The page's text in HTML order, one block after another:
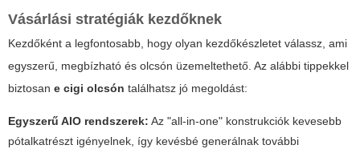
Vásárlási stratégiák kezdőknek
Kezdőként a legfontosabb, hogy olyan kezdőkészletet válassz, ami
egyszerű, megbízható és olcsón üzemeltethető. Az alábbi tippekkel
biztosan e cigi olcsón találhatsz jó megoldást:
Egyszerű AIO rendszerek: Az "all-in-one" konstrukciók kevesebb
pótalkatrészt igényelnek, így kevésbé generálnak további